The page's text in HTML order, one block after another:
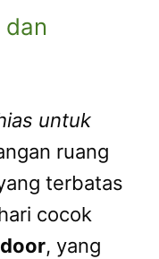
dan
untuk
ruang
terbatas
cocok
, yang